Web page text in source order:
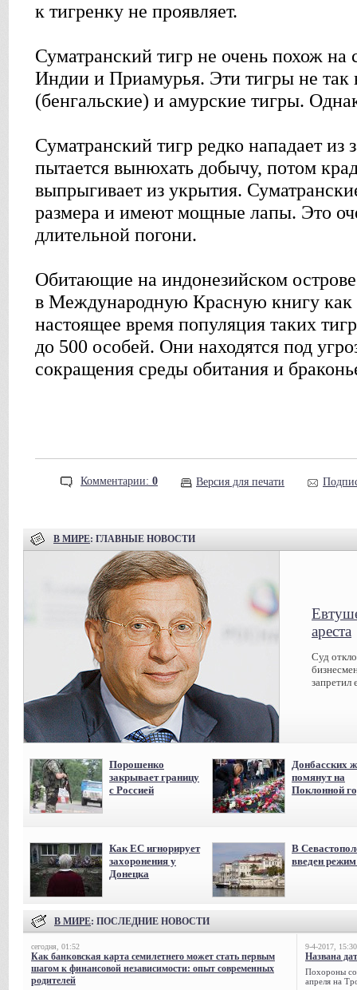
к тигренку не проявляет.
Суматранский тигр не очень похож на
Индии и Приамурья. Эти тигры не так
(бенгальские) и амурские тигры.
Суматранский тигр редко нападает
пытается вынюхать добычу, потом
выпрыгивает из укрытия.
размера и имеют мощные лапы. Это
длительной погони.
Обитающие на индонезийском
в Международную Красную книгу
настоящее время популяция таких
до 500 особей. Они находятся под
сокращения среды обитания и
Комментарии: 0 Версия для печати
В МИРЕ: ГЛАВНЫЕ НОВОСТИ
ареста
Суд
запретил
Порошенко
закрывает границу
с Россией
Донбасских
помянут на
Поклонной
Как ЕС игнорирует
захоронения у
Донецка
В
введен
В МИРЕ: ПОСЛЕДНИЕ НОВОСТИ
сегодня, 01:52
Как банковская карта семилетнего может стать первым
шагом к финансовой независимости: опыт современных
родителей
9-4-2017, 15:30
Названа
Похороны
апреля на